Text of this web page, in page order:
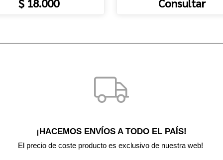
¡HACEMOS ENVÍOS A TODO EL PAÍS!
El precio de coste producto es exclusivo de nuestra web!